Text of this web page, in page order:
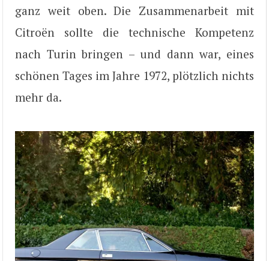
ganz weit oben. Die Zusammenarbeit mit
Citroën sollte die technische Kompetenz
nach Turin bringen – und dann war, eines
schönen Tages im Jahre 1972, plötzlich nichts
mehr da.